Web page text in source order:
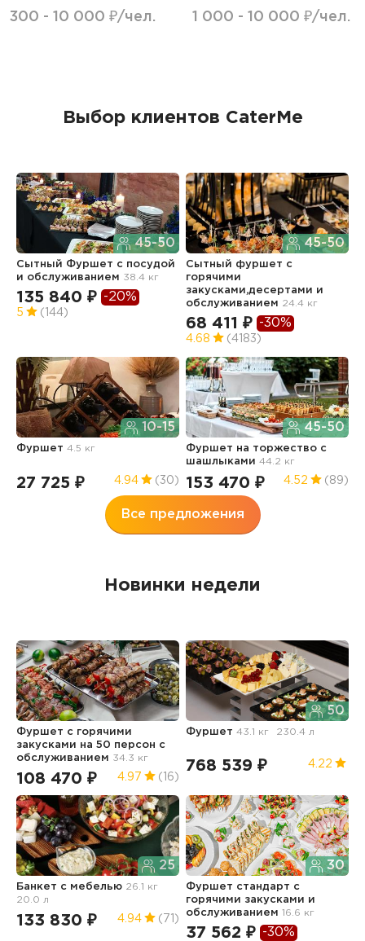
300 - 10 000 ₽/чел. 1 000 - 10 000 ₽/чел.
Выбор клиентов CaterMe
45-50
Сытный Фуршет с посудой
и обслуживанием 38.4 кг
135 840 ₽ -20%
5 (144)
45-50
Сытный фуршет с
горячими
закусками,десертами и
обслуживанием 24.4 кг
68 411 ₽ -30%
4.68 (4183)
10-15
Фуршет4.5 кг
27 725 ₽ 4.94 (30)
45-50
Фуршет на торжество с
шашлыками44.2 кг
153 470 ₽ 4.52 (89)
Все предложения
Новинки недели
Фуршет с горячими
закусками на 50 персон с
обслуживанием 34.3 кг
108 470 ₽ 4.97 (16)
50
Фуршет43.1 кг 230.4 л
768 539 ₽ 4.22
25
Банкет с мебелью 26.1 кг
20.0 л
133 830 ₽ 4.94 (71)
30
Фуршет стандарт с
горячими закусками и
обслуживанием16.6 кг
37 562 ₽ -30%